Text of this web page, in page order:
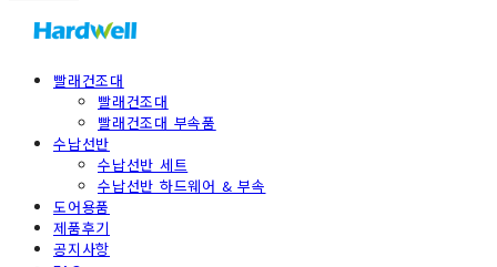
빨래건조대
빨래건조대
빨래건조대 부속품
수납선반
수납선반 세트
수납선반 하드웨어 & 부속
도어용품
제품후기
공지사항